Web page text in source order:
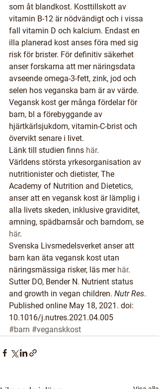
som åt blandkost. Kosttillskott av
vitamin B-12 är nödvändigt och i vissa
fall vitamin D och kalcium. Endast en
illa planerad kost anses föra med sig
risk för brister. För definitiv säkerhet
anser forskarna att mer näringsdata
avseende omega-3-fett, zink, jod och
selen hos veganska barn är av värde.
Vegansk kost ger många fördelar för
barn, bl a förebyggande av
hjärtkärlsjukdom, vitamin-C-brist och
övervikt senare i livet.
Länk till studien finns här.
Världens största yrkesorganisation av
nutritionister och dietister, The
Academy of Nutrition and Dietetics,
anser att en vegansk kost är lämplig i
alla livets skeden, inklusive graviditet,
amning, spädbarnsår och barndom, se
här.
Svenska Livsmedelsverket anser att
barn kan äta vegansk kost utan
näringsmässiga risker, läs mer här.
Sutter DO, Bender N. Nutrient status
and growth in vegan children. Nutr Res.
Published online May 18, 2021. doi:
10.1016/j.nutres.2021.04.005
#barn #veganskkost